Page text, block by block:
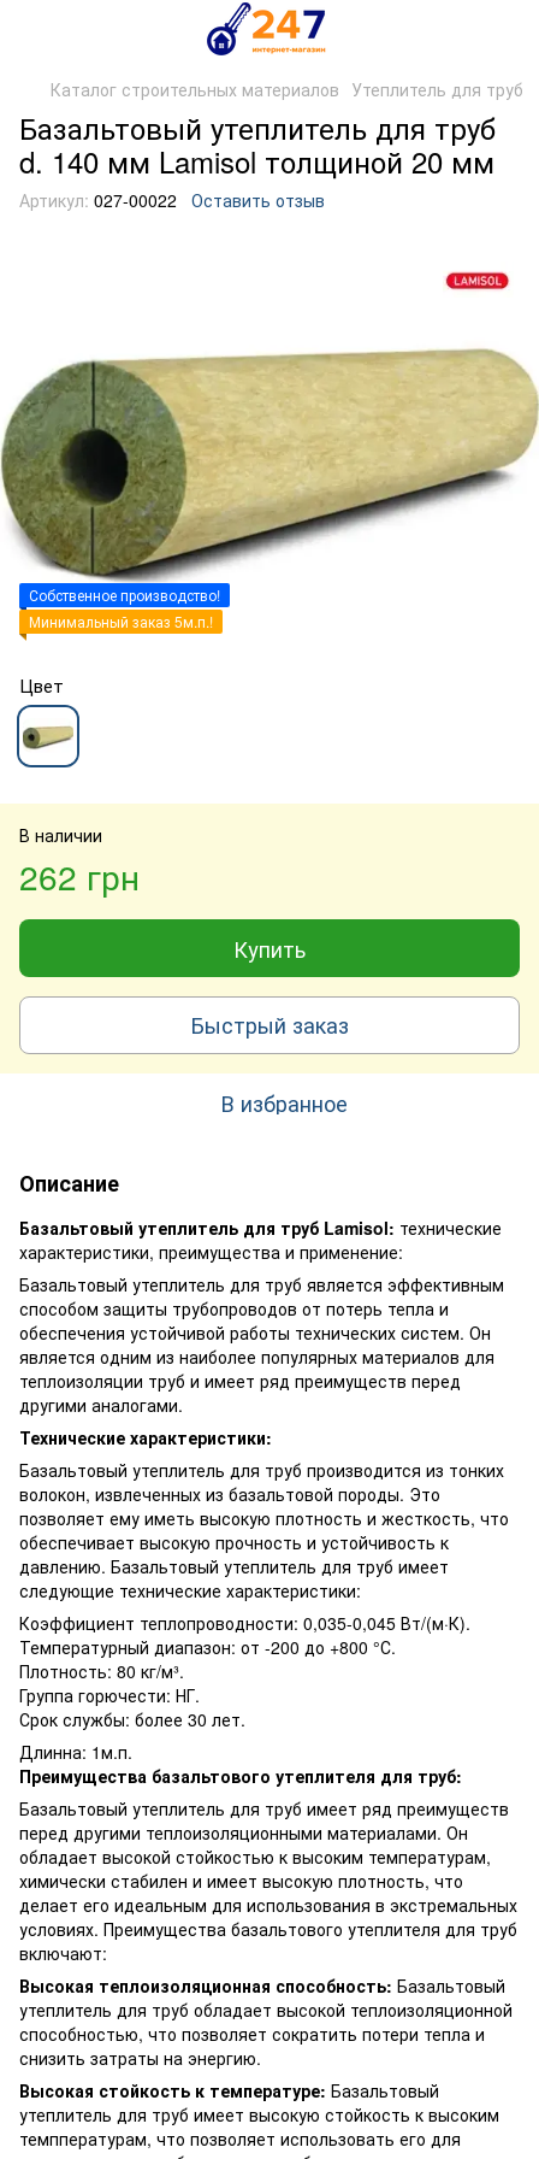
Каталог строительных материалов Утеплитель для труб
Базальтовый утеплитель для труб
d. 140 мм Lamisol толщиной 20 мм
Артикул: 027-00022 Оставить отзыв
Собственное производство!
Минимальный заказ 5м.п.!
Цвет
В наличии
262 грн
Купить
Быстрый заказ
В избранное
Описание
Базальтовый утеплитель для труб Lamisol: технические
характеристики, преимущества и применение:
Базальтовый утеплитель для труб является эффективным
способом защиты трубопроводов от потерь тепла и
обеспечения устойчивой работы технических систем. Он
является одним из наиболее популярных материалов для
теплоизоляции труб и имеет ряд преимуществ перед
другими аналогами.
Технические характеристики:
Базальтовый утеплитель для труб производится из тонких
волокон, извлеченных из базальтовой породы. Это
позволяет ему иметь высокую плотность и жесткость, что
обеспечивает высокую прочность и устойчивость к
давлению. Базальтовый утеплитель для труб имеет
следующие технические характеристики:
Коэффициент теплопроводности: 0,035-0,045 Вт/(м·К).
Температурный диапазон: от -200 до +800 °С.
Плотность: 80 кг/м³.
Группа горючести: НГ.
Срок службы: более 30 лет.
Длинна: 1м.п.
Преимущества базальтового утеплителя для труб:
Базальтовый утеплитель для труб имеет ряд преимуществ
перед другими теплоизоляционными материалами. Он
обладает высокой стойкостью к высоким температурам,
химически стабилен и имеет высокую плотность, что
делает его идеальным для использования в экстремальных
условиях. Преимущества базальтового утеплителя для труб
включают:
Высокая теплоизоляционная способность: Базальтовый
утеплитель для труб обладает высокой теплоизоляционной
способностью, что позволяет сократить потери тепла и
снизить затраты на энергию.
Высокая стойкость к температуре: Базальтовый
утеплитель для труб имеет высокую стойкость к высоким
темппературам, что позволяет использовать его для